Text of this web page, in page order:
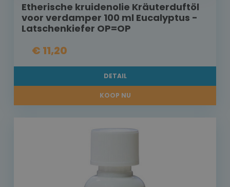
Etherische kruidenolie Kräuterduftöl
voor verdamper 100 ml Eucalyptus -
Latschenkiefer OP=OP
€ 11,20
DETAIL
KOOP NU